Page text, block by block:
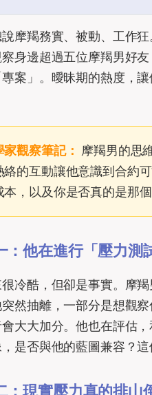
摩羯務實、被動、工作
身邊超過五位摩羯男好
案」。曖昧期的熱度，
家觀察筆記： 摩羯男的思
絡的互動讓他意識到合約
本，以及你是否真的是那
：他在進行「壓力測
冷酷，但卻是事實。摩
然抽離，一部分是想觀
會大大加分。他也在評估
是否與他的藍圖兼容？
：現實壓力真的排山